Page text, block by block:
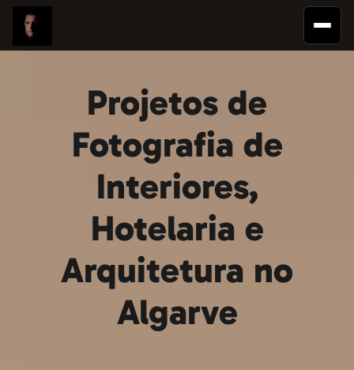
Projetos de
Fotografia de
Interiores,
Hotelaria e
Arquitetura no
Algarve